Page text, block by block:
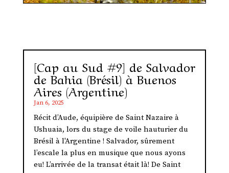
[Cap au Sud #9] de Salvador
de Bahia (Brésil) à Buenos
Aires (Argentine)
Jan 6, 2025
Récit d’Aude, équipière de Saint Nazaire à
Ushuaia, lors du stage de voile hauturier du
Brésil à l'Argentine ! Salvador, sûrement
l’escale la plus en musique que nous ayons
eu! L’arrivée de la transat était là! De Saint